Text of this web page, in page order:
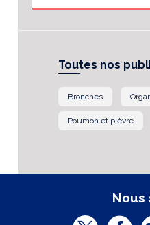
Toutes nos
Bronches
Poumon et plèvre
Nous